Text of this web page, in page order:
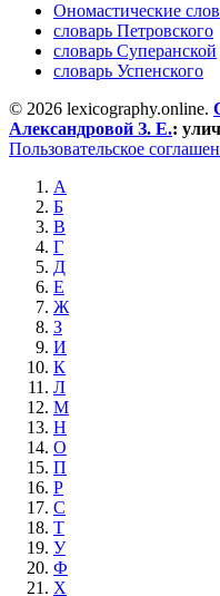
Ономастические
словарь Петровского
словарь Суперанской
словарь Успенского
© 2026 lexicography.online.
Александровой З. Е.:
Пользовательское
А
Б
В
Г
Д
Е
Ж
З
И
К
Л
М
Н
О
П
Р
С
Т
У
Ф
Х